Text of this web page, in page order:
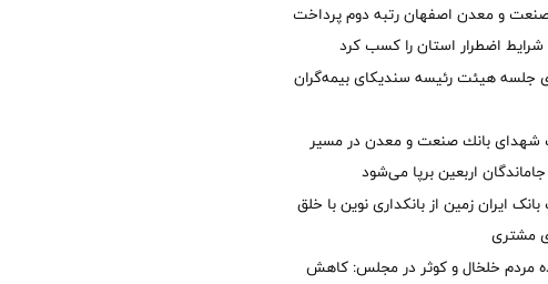
و معدن اصفهان رتبه دوم پرداخت
اضطرار استان را كسب كرد
جلسه هیئت رئیسه سندیکای بیمه‌گران
بانك صنعت و معدن در مسیر
اربعین برپا می‌شود
ایران زمین از بانکداری نوین با خلق
مشتری
مردم خلخال و کوثر در مجلس: کاهش